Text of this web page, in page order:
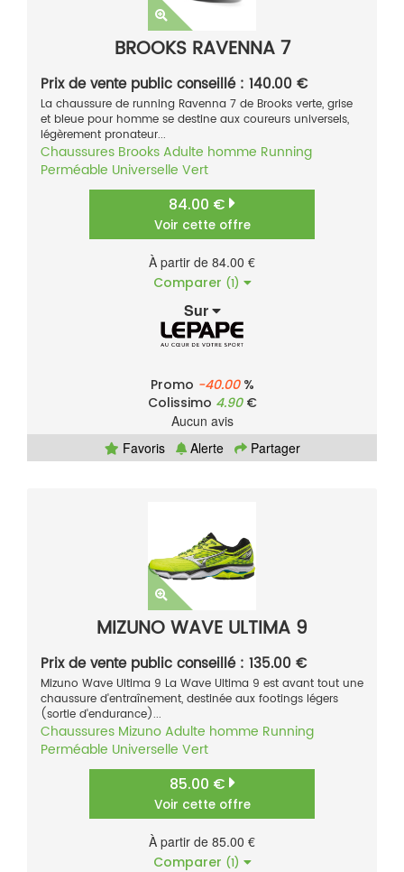
BROOKS RAVENNA 7
Prix de vente public conseillé : 140.00 €
La chaussure de running Ravenna 7 de Brooks verte, grise
et bleue pour homme se destine aux coureurs universels,
légèrement pronateur...
Chaussures BrooksAdulte homme Running
Perméable Universelle Vert
84.00 €
Voir cette offre
À partir de 84.00 €
Comparer (1)
Sur
Promo -40.00%
Colissimo 4.90€
Aucun avis
Favoris
Alerte Partager
MIZUNO WAVE ULTIMA 9
Prix de vente public conseillé : 135.00 €
Mizuno Wave Ultima 9 La Wave Ultima 9 est avant tout une
chaussure d'entraînement, destinée aux footings légers
(sortie d'endurance)...
Chaussures MizunoAdulte homme Running
Perméable Universelle Vert
85.00 €
Voir cette offre
À partir de 85.00 €
Comparer (1)